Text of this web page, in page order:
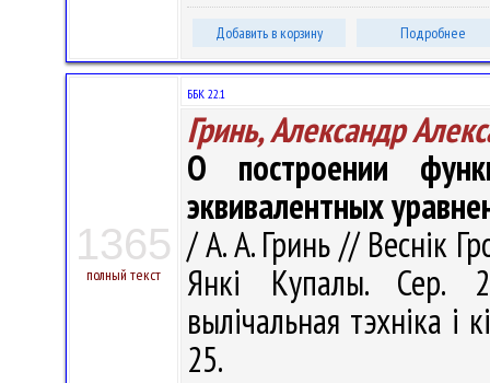
Добавить в корзину Подробнее
1365
полный текст
ББК 22.1
Гринь, Александр
О построении
эквивалентных
/ А. А. Гринь // Веснік
Янкі Купалы. Сер.
вылічальная тэхніка
25.